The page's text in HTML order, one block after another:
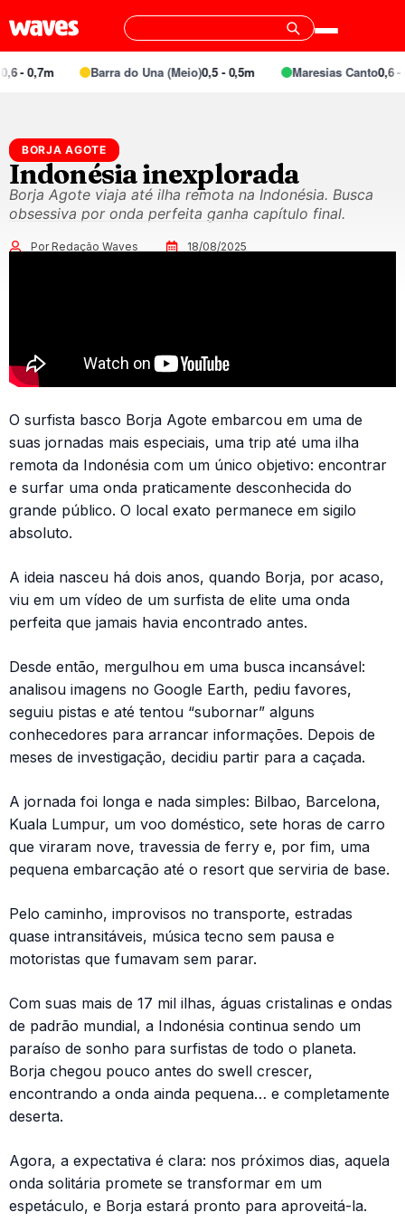
- 0,7m Barra do Una (Meio)0,5 - 0,5m Maresias Canto0,6 -
BORJA AGOTE
Indonésia inexplorada
Borja Agote viaja até ilha remota na Indonésia. Busca
obsessiva por onda perfeita ganha capítulo final.
Por Redação Waves 18/08/2025
O surfista basco Borja Agote embarcou em uma de
suas jornadas mais especiais, uma trip até uma ilha
remota da Indonésia com um único objetivo: encontrar
e surfar uma onda praticamente desconhecida do
grande público. O local exato permanece em sigilo
absoluto.
A ideia nasceu há dois anos, quando Borja, por acaso,
viu em um vídeo de um surfista de elite uma onda
perfeita que jamais havia encontrado antes.
Desde então, mergulhou em uma busca incansável:
analisou imagens no Google Earth, pediu favores,
seguiu pistas e até tentou “subornar” alguns
conhecedores para arrancar informações. Depois de
meses de investigação, decidiu partir para a caçada.
A jornada foi longa e nada simples: Bilbao, Barcelona,
Kuala Lumpur, um voo doméstico, sete horas de carro
que viraram nove, travessia de ferry e, por fim, uma
pequena embarcação até o resort que serviria de base.
Pelo caminho, improvisos no transporte, estradas
quase intransitáveis, música tecno sem pausa e
motoristas que fumavam sem parar.
Com suas mais de 17 mil ilhas, águas cristalinas e ondas
de padrão mundial, a Indonésia continua sendo um
paraíso de sonho para surfistas de todo o planeta.
Borja chegou pouco antes do swell crescer,
encontrando a onda ainda pequena… e completamente
deserta.
Agora, a expectativa é clara: nos próximos dias, aquela
onda solitária promete se transformar em um
espetáculo, e Borja estará pronto para aproveitá-la.